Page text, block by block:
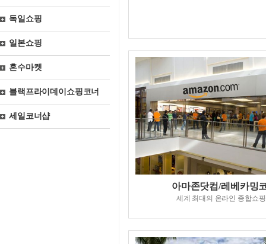
독일쇼핑
일본쇼핑
혼수마켓
블랙프라이데이쇼핑코너
세일코너샵
아마존닷컴/레베카밍
세계 최대의 온라인 종합쇼